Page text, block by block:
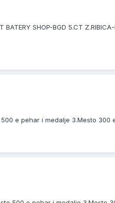
SHOP-BGD 5.CT
e pehar i medalje 3.Mesto 300